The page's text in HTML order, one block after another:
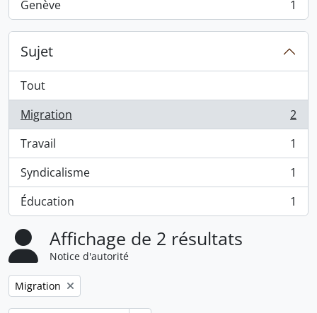
Genève
, 1 résultats 1
Sujet
Tout
Migration
, 2 résultats
2
Travail
, 1 résultats
1
Syndicalisme
, 1 résultats
1
Éducation
, 1 résultats 1
Affichage de 2 résultats
Notice d'autorité
Remove filter:
Migration